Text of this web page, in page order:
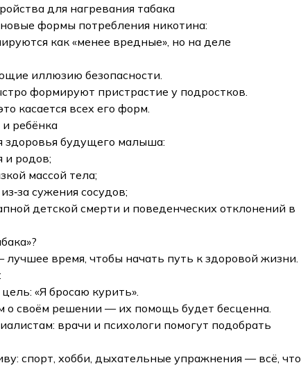
для нагревания табака
формы потребления никотина:
как «менее вредные», но на деле
иллюзию безопасности.
формируют пристрастие у подростков.
касается всех его форм.
ребёнка
здоровья будущего малыша:
и родов;
массой тела;
сужения сосудов;
детской смерти и поведенческих отклонений в
время, чтобы начать путь к здоровой жизни.
«Я бросаю курить».
о своём решении — их помощь будет бесценна.
врачи и психологи помогут подобрать
спорт, хобби, дыхательные упражнения — всё, что